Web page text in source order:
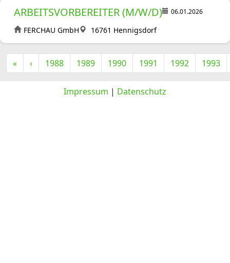
ARBEITSVORBEREITER (M/W/D) 06.01.2026
FERCHAU GmbH 16761 Hennigsdorf
« ‹ 1988 1989 1990 1991 1992 1993
Impressum | Datenschutz